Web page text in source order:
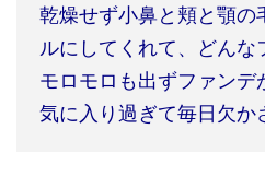
乾燥せず小鼻と頬と顎の
ルにしてくれて、どんな
モロモロも出ずファンデ
気に入り過ぎて毎日欠か